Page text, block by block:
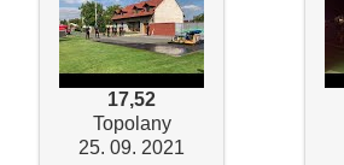
17,52
Topolany
25. 09. 2021